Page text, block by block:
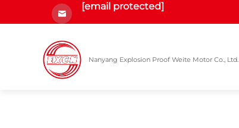
[email protected]
Nanyang Explosion Proof Weite Motor Co., Ltd.